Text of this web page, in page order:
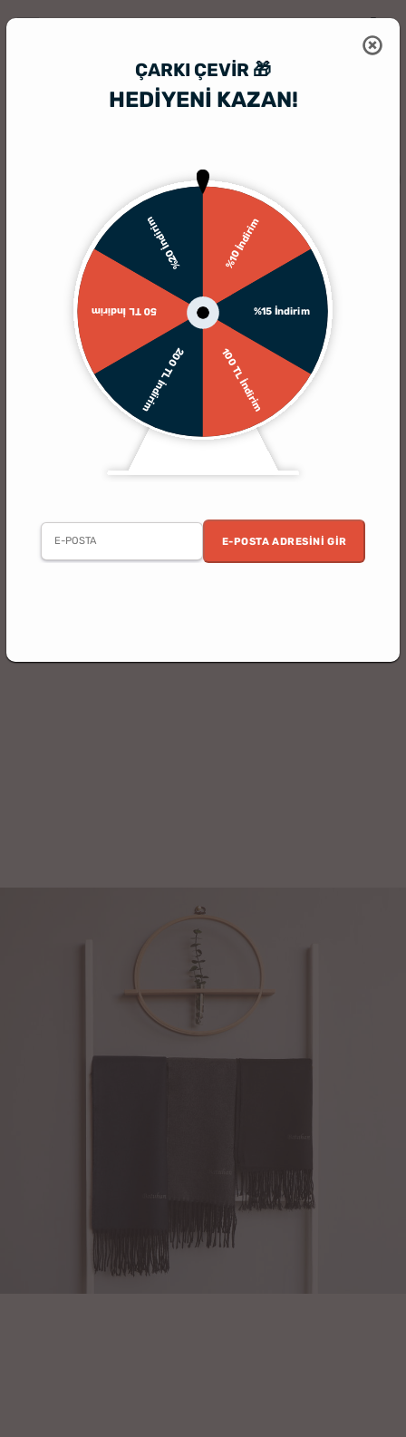
ÇARKI ÇEVIR 🎁
HEDİYENİ KAZAN!
%10 İndirim
%15 İndirim
100 TL İndirim
200 TL İndirim
50 TL İndirim
%20 İndirim
E-POSTA ADRESINI GIR